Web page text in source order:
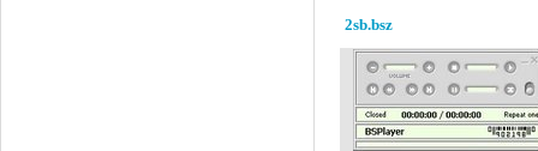
2sb.bsz